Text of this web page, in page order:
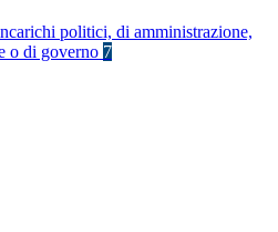
politici, di amministrazione,
o di governo 7